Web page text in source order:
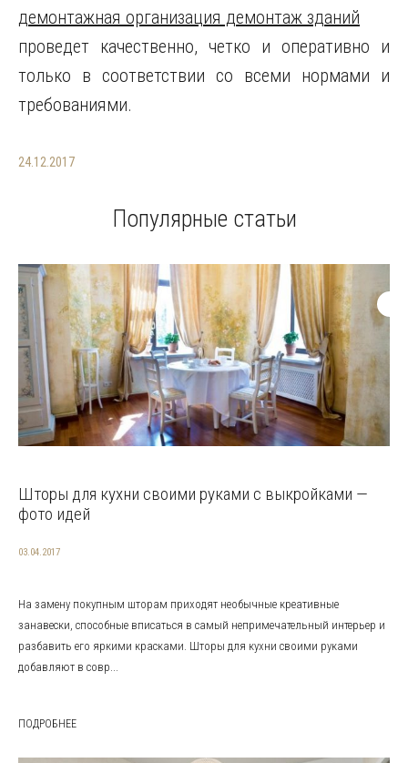
демонтажная организация демонтаж зданий
проведет качественно, четко и оперативно и
только в соответствии со всеми нормами и
требованиями.
24.12.2017
Популярные статьи
Шторы для кухни своими руками с выкройками —
фото идей
03.04.2017
На замену покупным шторам приходят необычные креативные
занавески, способные вписаться в самый непримечательный интерьер и
разбавить его яркими красками. Шторы для кухни своими руками
добавляют в совр...
ПОДРОБНЕЕ